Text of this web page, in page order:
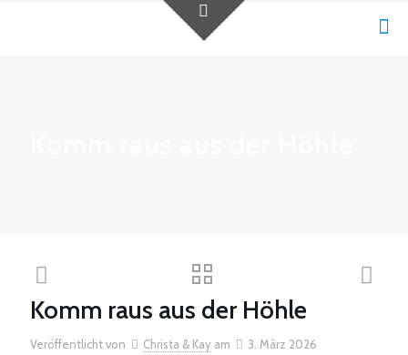
Komm raus aus der Höhle
Veröffentlicht von Christa & Kay am 3. März 2026